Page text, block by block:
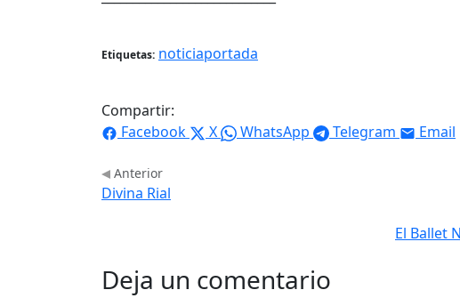
Etiquetas: noticiaportada
Compartir:
Facebook
X WhatsApp Telegram Email
Anterior
Divina Rial
El Ballet
Deja un comentario